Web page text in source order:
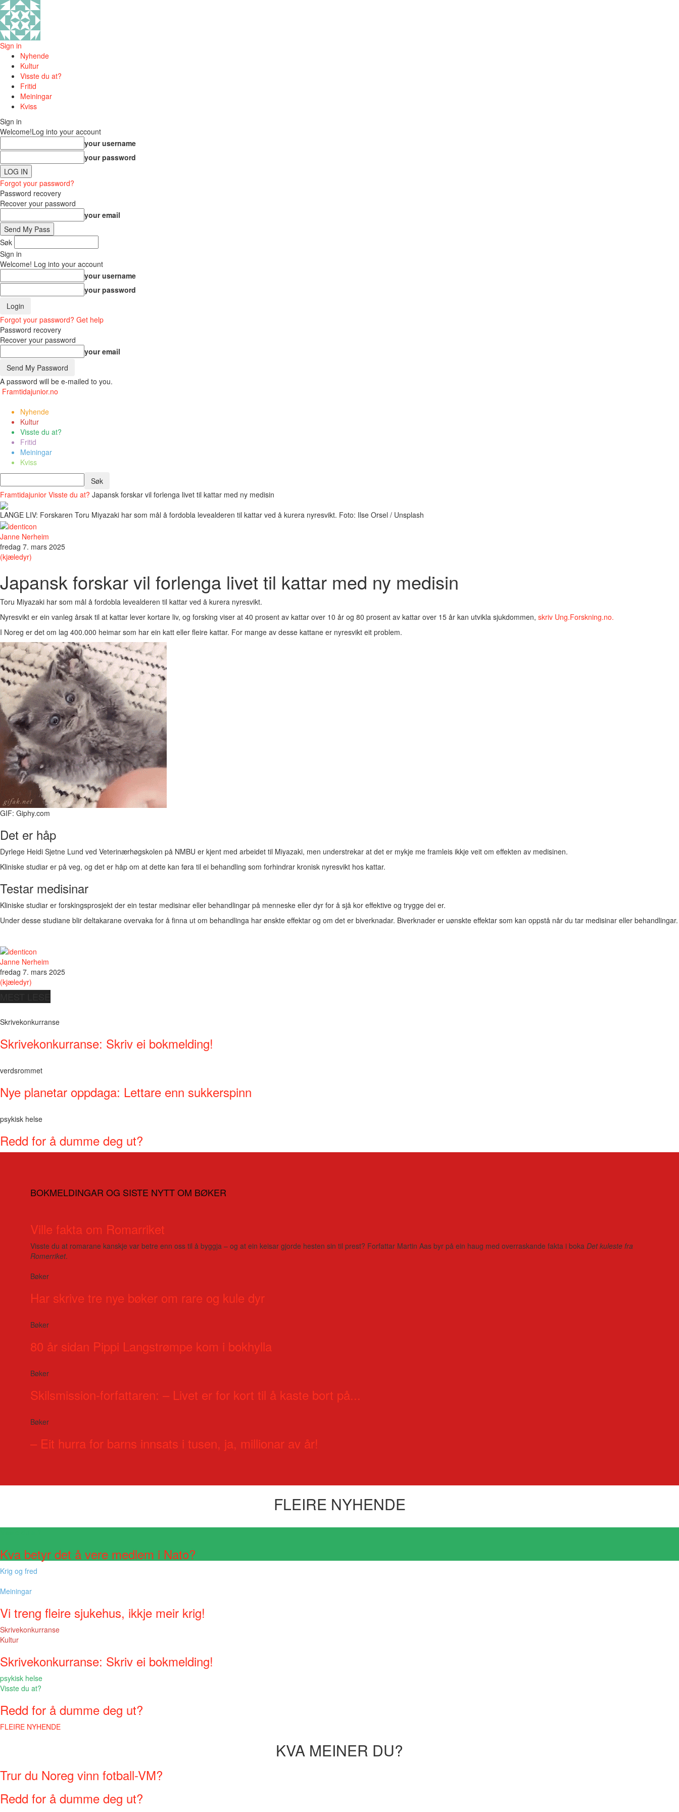
Sign in
Nyhende
Kultur
Visste du at?
Fritid
Meiningar
Kviss
Sign in
Welcome!Log into your account
your username
your password
Forgot your password?
Password recovery
Recover your password
your email
Søk
Sign in
Welcome! Log into your account
your username
your password
Forgot your password? Get help
Password recovery
Recover your password
your email
A password will be e-mailed to you.
Framtidajunior.no
Nyhende
Kultur
Visste du at?
Fritid
Meiningar
Kviss
Framtidajunior Visste du at? Japansk forskar vil forlenga livet til kattar med ny medisin
LANGE LIV: Forskaren Toru Miyazaki har som mål å fordobla levealderen til kattar ved å kurera nyresvikt. Foto: Ilse Orsel / Unsplash
Janne Nerheim
fredag 7. mars 2025
(kjæledyr)
Japansk forskar vil forlenga livet til kattar med ny medisin
Toru Miyazaki har som mål å fordobla levealderen til kattar ved å kurera nyresvikt.
Nyresvikt er ein vanleg årsak til at kattar lever kortare liv, og forsking viser at 40 prosent av kattar over 10 år og 80 prosent av kattar over 15 år kan utvikla sjukdommen, skriv Ung.Forskning.no.
I Noreg er det om lag 400.000 heimar som har ein katt eller fleire kattar. For mange av desse kattane er nyresvikt eit problem.
GIF: Giphy.com
Det er håp
Dyrlege Heidi Sjetne Lund ved Veterinærhøgskolen på NMBU er kjent med arbeidet til Miyazaki, men understrekar at det er mykje me framleis ikkje veit om effekten av medisinen.
Kliniske studiar er på veg, og det er håp om at dette kan føra til ei behandling som forhindrar kronisk nyresvikt hos kattar.
Testar medisinar
Kliniske studiar er forskingsprosjekt der ein testar medisinar eller behandlingar på menneske eller dyr for å sjå kor effektive og trygge dei er.
Under desse studiane blir deltakarane overvaka for å finna ut om behandlinga har ønskte effektar og om det er biverknadar. Biverknader er uønskte effektar som kan oppstå når du tar medisinar eller behandlingar.
Janne Nerheim
fredag 7. mars 2025
(kjæledyr)
Skrivekonkurranse
Skrivekonkurranse: Skriv ei bokmelding!
verdsrommet
Nye planetar oppdaga: Lettare enn sukkerspinn
psykisk helse
Redd for å dumme deg ut?
BOKMELDINGAR OG SISTE NYTT OM BØKER
Ville fakta om Romarriket
Visste du at romarane kanskje var betre enn oss til å byggja – og at ein keisar gjorde hesten sin til prest? Forfattar Martin Aas byr på ein haug med overraskande fakta i boka Det kuleste fra
Romerriket.
Bøker
Har skrive tre nye bøker om rare og kule dyr
Bøker
80 år sidan Pippi Langstrømpe kom i bokhylla
Bøker
Skilsmission-forfattaren: – Livet er for kort til å kaste bort på...
Bøker
– Eit hurra for barns innsats i tusen, ja, millionar av år!
FLEIRE NYHENDE
Kva betyr det å vere medlem i Nato?
Krig og fred
Meiningar
Vi treng fleire sjukehus, ikkje meir krig!
Skrivekonkurranse
Kultur
Skrivekonkurranse: Skriv ei bokmelding!
psykisk helse
Visste du at?
Redd for å dumme deg ut?
FLEIRE NYHENDE
KVA MEINER DU?
Trur du Noreg vinn fotball-VM?
Redd for å dumme deg ut?